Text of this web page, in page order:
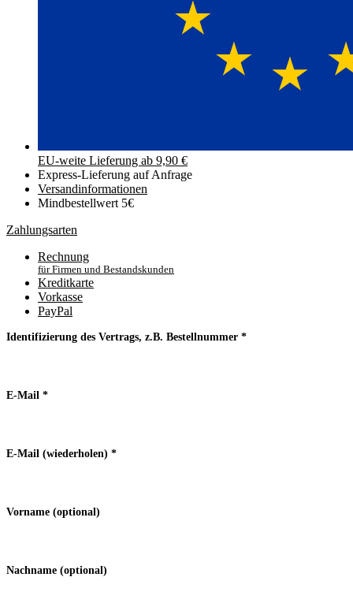
EU-weite Lieferung ab 9,90 €
Express-Lieferung auf Anfrage
Versand­informationen
Mindbestellwert 5€
Zahlungsarten
Rechnung
für Firmen und Bestandskunden
Kreditkarte
Vorkasse
PayPal
Identifizierung des Vertrags, z.B. Bestellnummer *
E-Mail *
E-Mail (wiederholen) *
Vorname (optional)
Nachname (optional)